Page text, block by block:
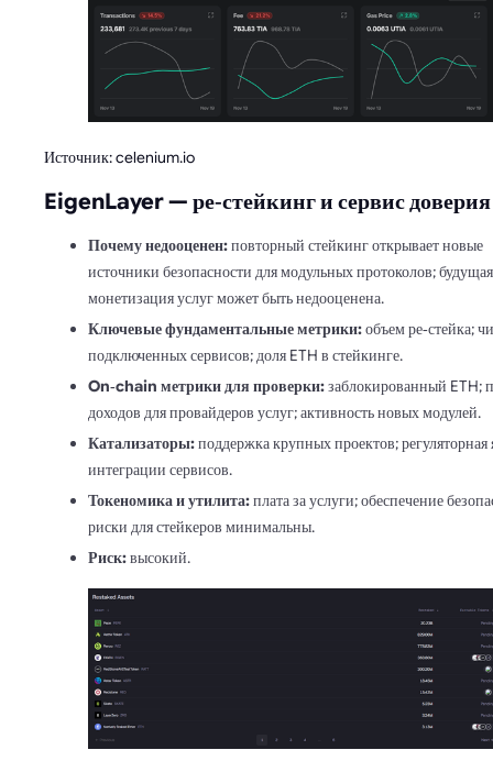
Источник: celenium.io
EigenLayer — ре‑стейкинг и сервис доверия
Почему недооценен:повторный стейкинг открывает новые
источники безопасности для модульных протоколов; будущая
монетизация услуг может быть недооценена.
Ключевые фундаментальные метрики:объем ре‑стейка;
подключенных сервисов; доля ETH в стейкинге.
On‑chain метрики для проверки:заблокированный ETH;
доходов для провайдеров услуг; активность новых модулей.
Катализаторы:поддержка крупных проектов; регуляторная
интеграции сервисов.
Токеномика и утилита:плата за услуги; обеспечение
риски для стейкеров минимальны.
Риск:высокий.